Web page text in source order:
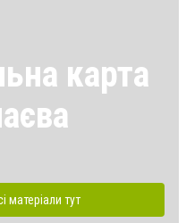
карта
матеріали тут